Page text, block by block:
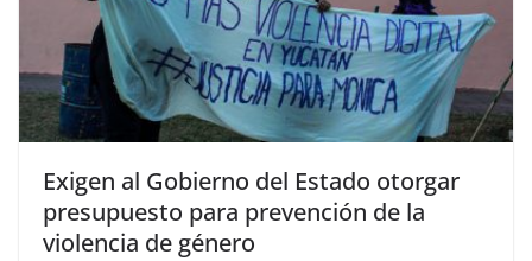
Exigen al Gobierno del Estado otorgar
presupuesto para prevención de la
violencia de género